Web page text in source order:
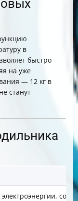
в
быстро
на уже
— 12 кг в
станут